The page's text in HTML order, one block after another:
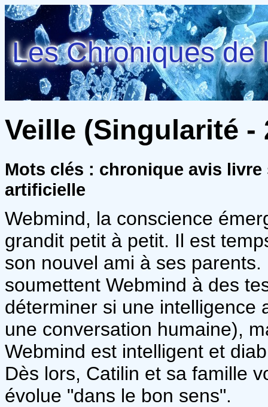
Les Chroniques de
Veille (Singularité -
Mots clés : chronique avis
artificielle
Webmind, la conscience
grandit petit à petit. Il est
son nouvel ami à ses
soumettent Webmind à des
déterminer si une intelligence
une conversation humaine),
Webmind est intelligent et
Dès lors, Catilin et sa famille
évolue "dans le bon sens".